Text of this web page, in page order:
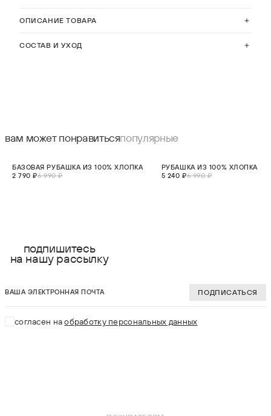
ОПИСАНИЕ ТОВАРА
СОСТАВ И УХОД
вам может понравитьсяпопулярные
M
БАЗОВАЯ РУБАШКА ИЗ 100% ХЛОПКА
2 790 ₽6 990 ₽
НОВИНКА
РУБАШКА ИЗ 100% ХЛОПКА
5 240 ₽6 990 ₽
подпишитесь
на нашу рассылку
ПОДПИСАТЬСЯ
согласен наобработку персональных данных